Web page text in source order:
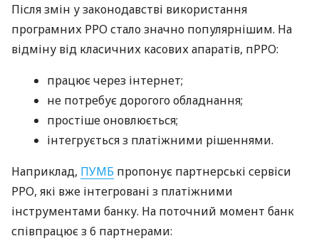
Після змін у законодавстві використання
програмних РРО стало значно популярнішим. На
відміну від класичних касових апаратів, пРРО:
працює через інтернет;
не потребує дорогого обладнання;
простіше оновлюється;
інтегрується з платіжними рішеннями.
Наприклад, ПУМБ пропонує партнерські сервіси
РРО, які вже інтегровані з платіжними
інструментами банку. На поточний момент банк
співпрацює з 6 партнерами: